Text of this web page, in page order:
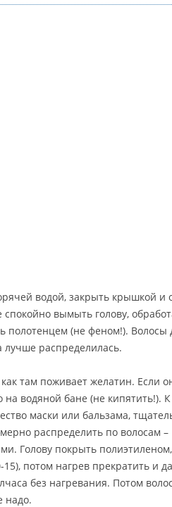
водой, закрыть крышкой и
вымыть голову,
полотенцем (не феном!). Волосы
распределилась.
там поживает желатин. Если
на водяной бане (не кипятить!).
маски или бальзама,
распределить по волосам
Голову покрыть
потом нагрев прекратить и
без нагревания. Потом
надо.